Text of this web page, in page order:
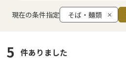
現在の条件指定 そば・麺類
5 件ありました